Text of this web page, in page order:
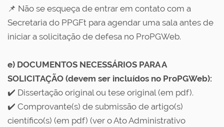
📌 Não se esqueça de entrar em contato com a
Secretaria do PPGFt para agendar uma sala antes de
iniciar a solicitação de defesa no ProPGWeb.
e) DOCUMENTOS NECESSÁRIOS PARA A
SOLICITAÇÃO (devem ser incluídos no ProPGWeb):
✔️ Dissertação original ou tese original (em pdf).
✔️ Comprovante(s) de submissão de artigo(s)
científico(s) (em pdf) (ver o Ato Administrativo